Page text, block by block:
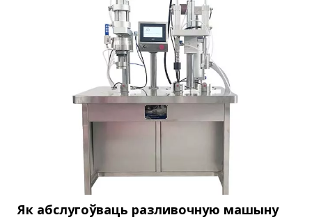
Як абслугоўваць разливочную машыну